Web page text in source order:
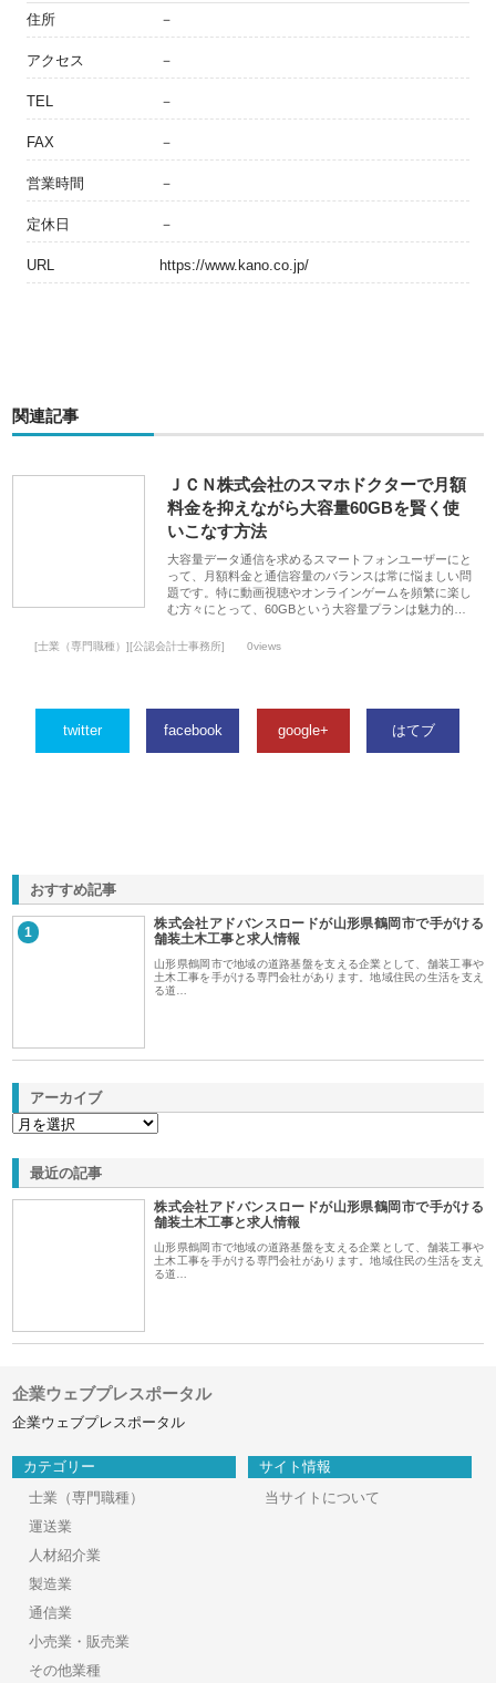
住所 －
アクセス －
TEL －
FAX －
営業時間 －
定休日 －
URL https://www.kano.co.jp/
関連記事
ＪＣＮ株式会社のスマホドクターで月額
料金を抑えながら大容量60GBを賢く使
いこなす方法
大容量データ通信を求めるスマートフォンユーザーにと
って、月額料金と通信容量のバランスは常に悩ましい問
題です。特に動画視聴やオンラインゲームを頻繁に楽し
む方々にとって、60GBという大容量プランは魅力的…
[士業（専門職種）][公認会計士事務所] 0views
twitter facebook google+ はてブ
おすすめ記事
1
株式会社アドバンスロードが山形県鶴岡市で手がける
舗装土木工事と求人情報
山形県鶴岡市で地域の道路基盤を支える企業として、舗装工事や
土木工事を手がける専門会社があります。地域住民の生活を支え
る道…
アーカイブ
最近の記事
株式会社アドバンスロードが山形県鶴岡市で手がける
舗装土木工事と求人情報
山形県鶴岡市で地域の道路基盤を支える企業として、舗装工事や
土木工事を手がける専門会社があります。地域住民の生活を支え
る道…
企業ウェブプレスポータル
企業ウェブプレスポータル
カテゴリー
士業（専門職種）
運送業
人材紹介業
製造業
通信業
小売業・販売業
その他業種
サイト情報
当サイトについて